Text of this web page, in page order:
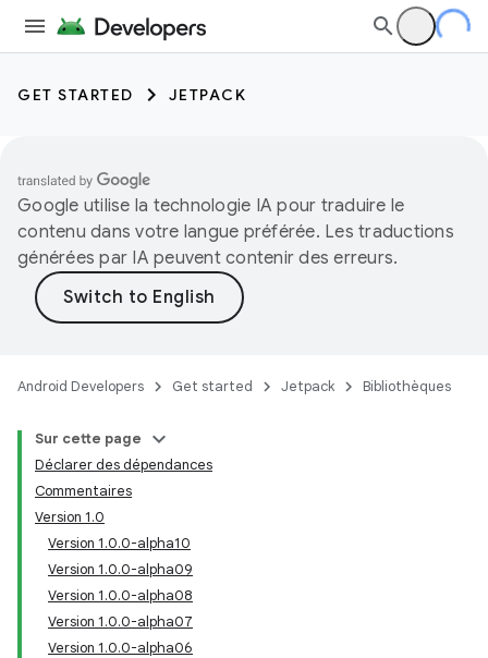
GET STARTED JETPACK
Google utilise la technologie IA pour traduire le
contenu dans votre langue préférée. Les traductions
générées par IA peuvent contenir des erreurs.
Android Developers Get started Jetpack Bibliothèques
Sur cette page
Déclarer des dépendances
Commentaires
Version 1.0
Version 1.0.0-alpha10
Version 1.0.0-alpha09
Version 1.0.0-alpha08
Version 1.0.0-alpha07
Version 1.0.0-alpha06